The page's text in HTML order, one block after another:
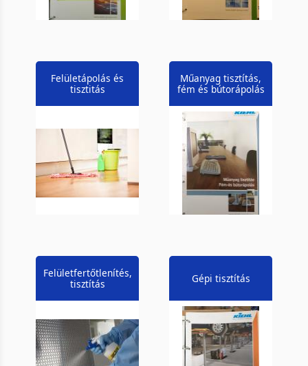
Felületápolás és
tisztitás
Műanyag tisztítás,
fém és bútorápolás
Felületfertőtlenítés,
tisztítás
Gépi tisztítás